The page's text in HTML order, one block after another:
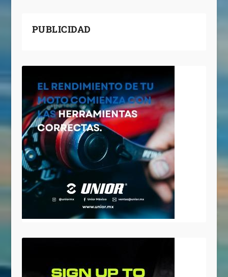
PUBLICIDAD